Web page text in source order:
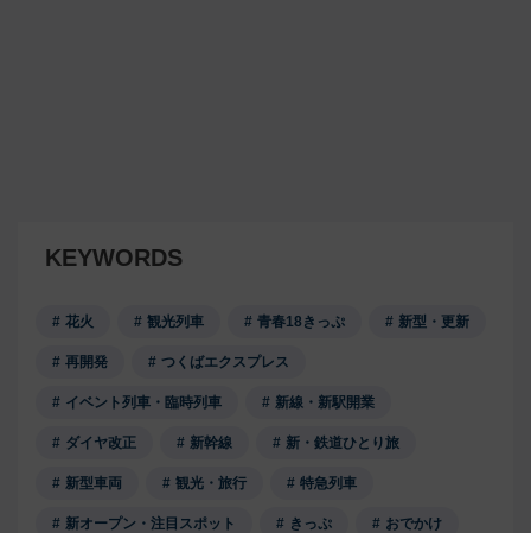
KEYWORDS
花火 観光列車 青春18きっぷ 新型・更新
再開発 つくばエクスプレス
イベント列車・臨時列車 新線・新駅開業
ダイヤ改正 新幹線 新・鉄道ひとり旅
新型車両 観光・旅行 特急列車
新オープン・注目スポット きっぷ おでかけ